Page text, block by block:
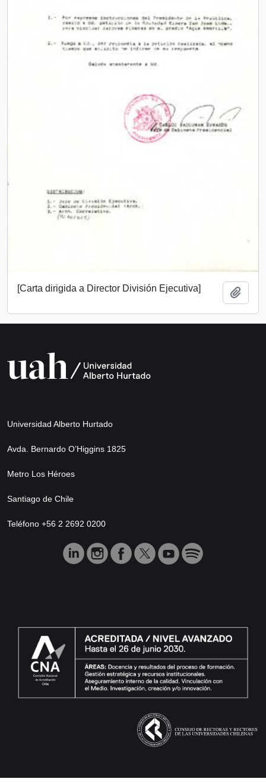
[Carta dirigida a Director División Ejecutiva]
Universidad Alberto Hurtado
Avda. Bernardo O’Higgins 1825
Metro Los Héroes
Santiago de Chile
Teléfono +56 2 2692 0200